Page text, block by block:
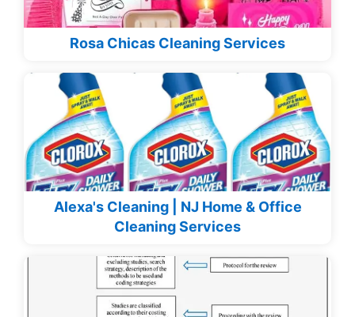
Rosa Chicas Cleaning Services
Alexa's Cleaning | NJ Home & Office
Cleaning Services